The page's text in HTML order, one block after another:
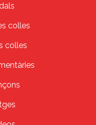
colles
colles